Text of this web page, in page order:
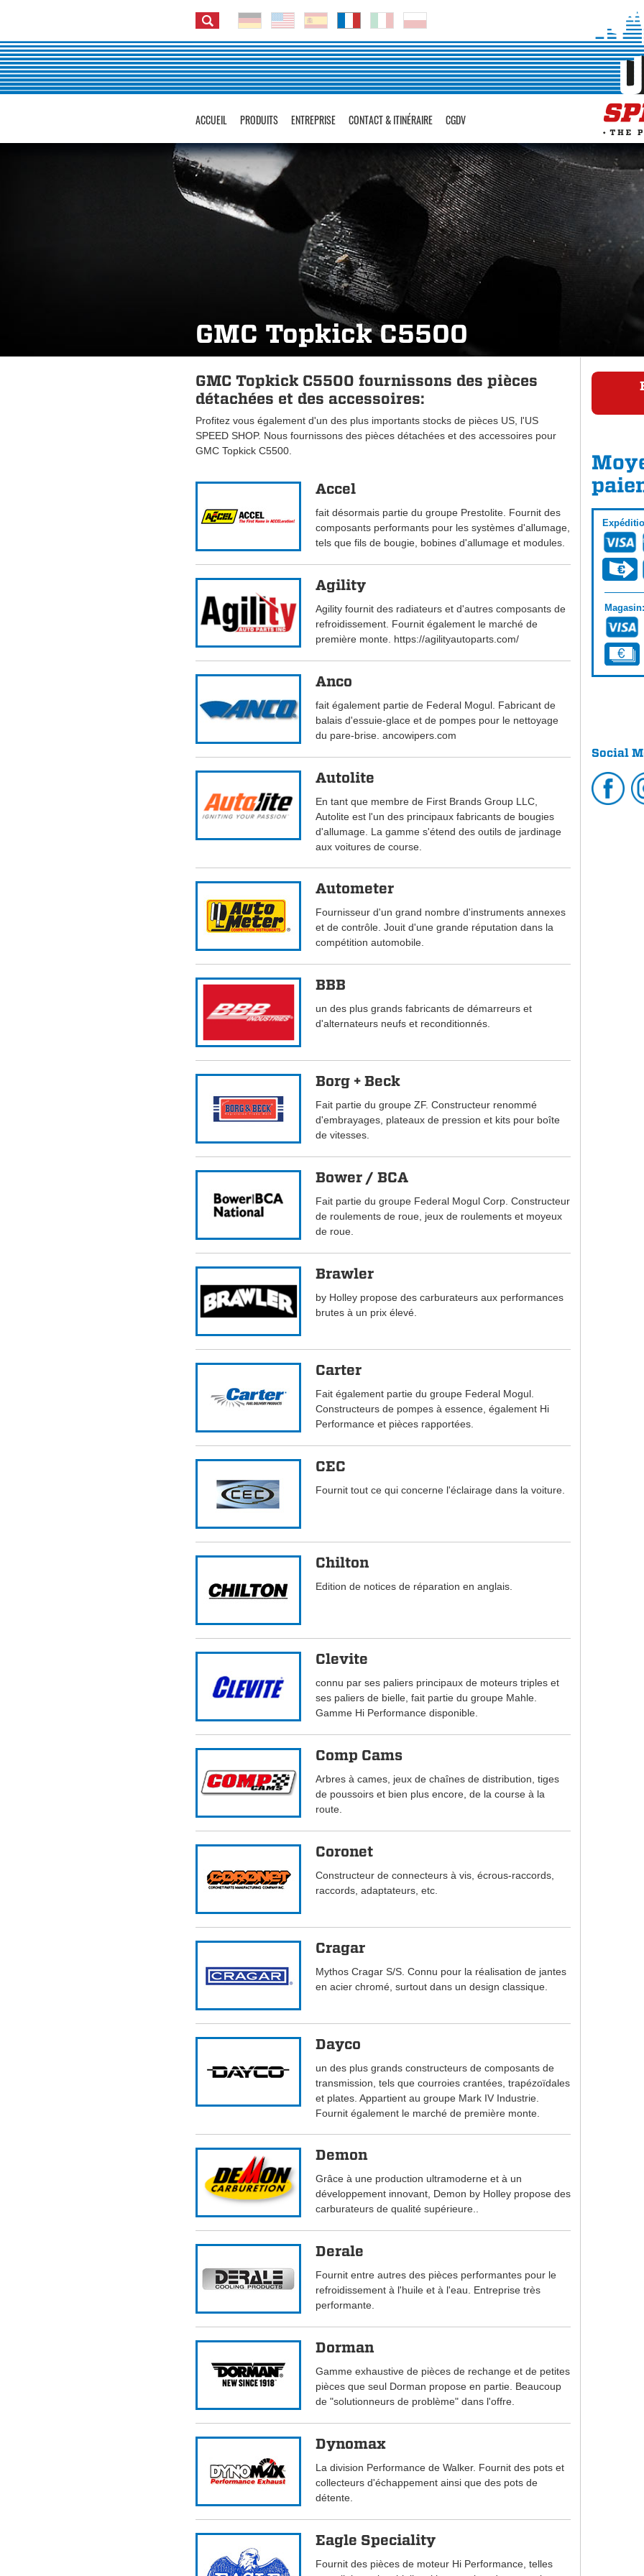
ACCUEIL PRODUITS ENTREPRISE CONTACT & ITINÉRAIRE CGDV
GMC Topkick C5500
GMC Topkick C5500 fournissons des pièces
détachées et des accessoires:
Profitez vous également d'un des plus importants stocks de pièces US, l'US
SPEED SHOP. Nous fournissons des pièces détachées et des accessoires pour
GMC Topkick C5500.
Accel
fait désormais partie du groupe Prestolite. Fournit des
composants performants pour les systèmes d'allumage,
tels que fils de bougie, bobines d'allumage et modules.
Agility
Agility fournit des radiateurs et d'autres composants de
refroidissement. Fournit également le marché de
première monte. https://agilityautoparts.com/
Anco
fait également partie de Federal Mogul. Fabricant de
balais d'essuie-glace et de pompes pour le nettoyage
du pare-brise. ancowipers.com
Autolite
En tant que membre de First Brands Group LLC,
Autolite est l'un des principaux fabricants de bougies
d'allumage. La gamme s'étend des outils de jardinage
aux voitures de course.
Autometer
Fournisseur d'un grand nombre d'instruments annexes
et de contrôle. Jouit d'une grande réputation dans la
compétition automobile.
BBB
un des plus grands fabricants de démarreurs et
d'alternateurs neufs et reconditionnés.
Borg + Beck
Fait partie du groupe ZF. Constructeur renommé
d'embrayages, plateaux de pression et kits pour boîte
de vitesses.
Bower / BCA
Fait partie du groupe Federal Mogul Corp. Constructeur
de roulements de roue, jeux de roulements et moyeux
de roue.
Brawler
by Holley propose des carburateurs aux performances
brutes à un prix élevé.
Carter
Fait également partie du groupe Federal Mogul.
Constructeurs de pompes à essence, également Hi
Performance et pièces rapportées.
CEC
Fournit tout ce qui concerne l'éclairage dans la voiture.
Chilton
Edition de notices de réparation en anglais.
Clevite
connu par ses paliers principaux de moteurs triples et
ses paliers de bielle, fait partie du groupe Mahle.
Gamme Hi Performance disponible.
Comp Cams
Arbres à cames, jeux de chaînes de distribution, tiges
de poussoirs et bien plus encore, de la course à la
route.
Coronet
Constructeur de connecteurs à vis, écrous-raccords,
raccords, adaptateurs, etc.
Cragar
Mythos Cragar S/S. Connu pour la réalisation de jantes
en acier chromé, surtout dans un design classique.
Dayco
un des plus grands constructeurs de composants de
transmission, tels que courroies crantées, trapézoïdales
et plates. Appartient au groupe Mark IV Industrie.
Fournit également le marché de première monte.
Demon
Grâce à une production ultramoderne et à un
développement innovant, Demon by Holley propose des
carburateurs de qualité supérieure..
Derale
Fournit entre autres des pièces performantes pour le
refroidissement à l'huile et à l'eau. Entreprise très
performante.
Dorman
Gamme exhaustive de pièces de rechange et de petites
pièces que seul Dorman propose en partie. Beaucoup
de "solutionneurs de problème" dans l'offre.
Dynomax
La division Performance de Walker. Fournit des pots et
collecteurs d'échappement ainsi que des pots de
détente.
Eagle Speciality
Fournit des pièces de moteur Hi Performance, telles
Magasin:
Social